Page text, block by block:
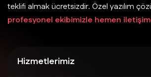
teklifi almak ücretsizdir. Özel yazılım
profesyonel ekibimizle hemen
Hizmetlerimiz